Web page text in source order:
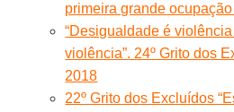
primeira grande
“Desigualdade é
violência”. 24º Grito dos
2018
22º Grito dos Excluídos